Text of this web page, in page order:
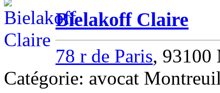
Bielakoff Claire
78 r de Paris, 93100
Catégorie: avocat